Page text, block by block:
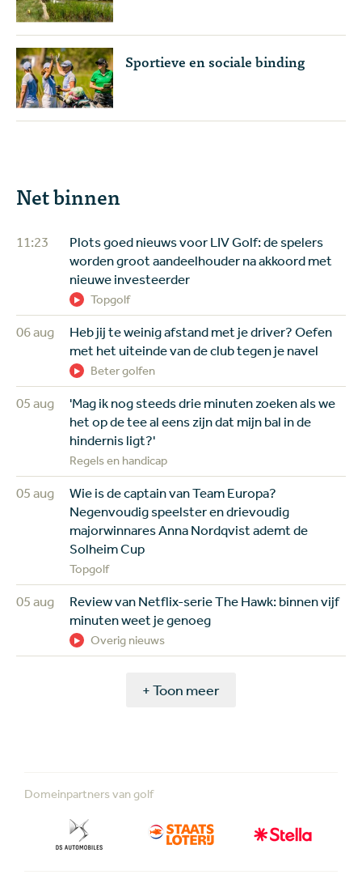
Sportieve en sociale binding
Net binnen
11:23
Plots goed nieuws voor LIV Golf: de spelers
worden groot aandeelhouder na akkoord met
nieuwe investeerder
Topgolf
06 aug
Heb jij te weinig afstand met je driver? Oefen
met het uiteinde van de club tegen je navel
Beter golfen
05 aug
'Mag ik nog steeds drie minuten zoeken als we
het op de tee al eens zijn dat mijn bal in de
hindernis ligt?'
Regels en handicap
05 aug
Wie is de captain van Team Europa?
Negenvoudig speelster en drievoudig
majorwinnares Anna Nordqvist ademt de
Solheim Cup
Topgolf
05 aug
Review van Netflix-serie The Hawk: binnen vijf
minuten weet je genoeg
Overig nieuws
+ Toon meer
Domeinpartners van golf